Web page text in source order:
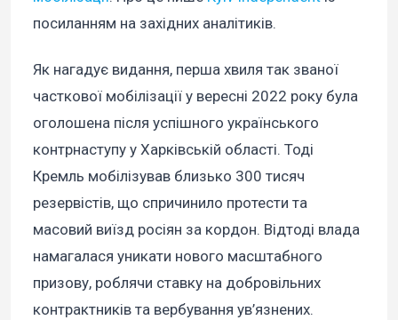
посиланням на західних аналітиків.
Як нагадує видання, перша хвиля так званої
часткової мобілізації у вересні 2022 року була
оголошена після успішного українського
контрнаступу у Харківській області. Тоді
Кремль мобілізував близько 300 тисяч
резервістів, що спричинило протести та
масовий виїзд росіян за кордон. Відтоді влада
намагалася уникати нового масштабного
призову, роблячи ставку на добровільних
контрактників та вербування ув’язнених.